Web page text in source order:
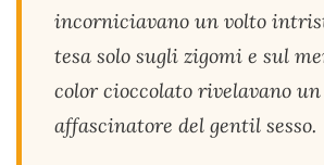
incorniciavano un volto
tesa solo sugli zigomi e sul
color cioccolato rivelavano un
affascinatore del gentil sesso.